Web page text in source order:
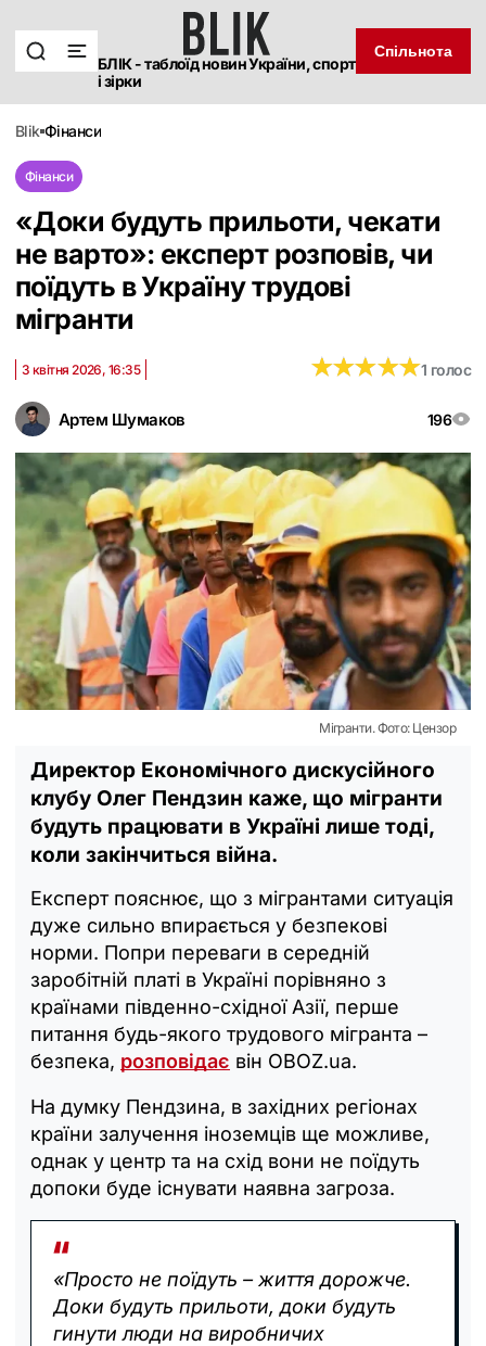
БЛІК - таблоїд новин України, спорт
і зірки
Спільнота
blik фінанси
Фінанси
«Доки будуть прильоти, чекати
не варто»: експерт розповів, чи
поїдуть в Україну трудові
мігранти
Артем Шумаков 196
3 квітня 2026, 16:35 ★★★★★
★★★★★1 голос
Мігранти. Фото: Цензор
Директор Економічного дискусійного
клубу Олег Пендзин каже, що мігранти
будуть працювати в Україні лише тоді,
коли закінчиться війна.
Експерт пояснює, що з мігрантами ситуація
дуже сильно впирається у безпекові
норми. Попри переваги в середній
заробітній платі в Україні порівняно з
країнами південно-східної Азії, перше
питання будь-якого трудового мігранта –
безпека, розповідає він OBOZ.ua.
На думку Пендзина, в західних регіонах
країни залучення іноземців ще можливе,
однак у центр та на схід вони не поїдуть
допоки буде існувати наявна загроза.
«Просто не поїдуть – життя дорожче.
Доки будуть прильоти, доки будуть
гинути люди на виробничих